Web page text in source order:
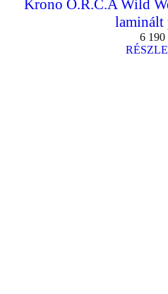
Krono O.R.C.A Wild
laminált
6 190